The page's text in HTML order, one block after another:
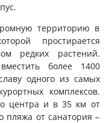
территорию в
простирается
редких растений.
более 1400
одного из самых
комплексов.
центра и в 35 км от
пляжа от санатория –